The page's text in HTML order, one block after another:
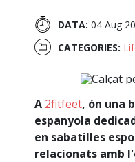
DATA: 04 Aug
CATEGORIES:
A 2fitfeet, ón una
espanyola
en sabatilles
relacionats amb